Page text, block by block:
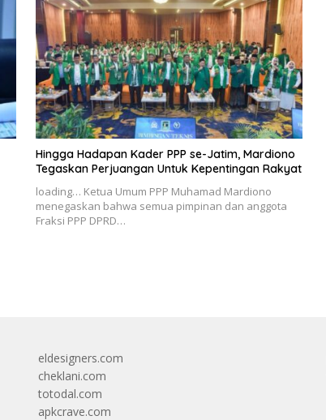
Hingga Hadapan Kader PPP se-Jatim, Mardiono
Tegaskan Perjuangan Untuk Kepentingan Rakyat
loading… Ketua Umum PPP Muhamad Mardiono
menegaskan bahwa semua pimpinan dan anggota
Fraksi PPP DPRD…
eldesigners.com
cheklani.com
totodal.com
apkcrave.com